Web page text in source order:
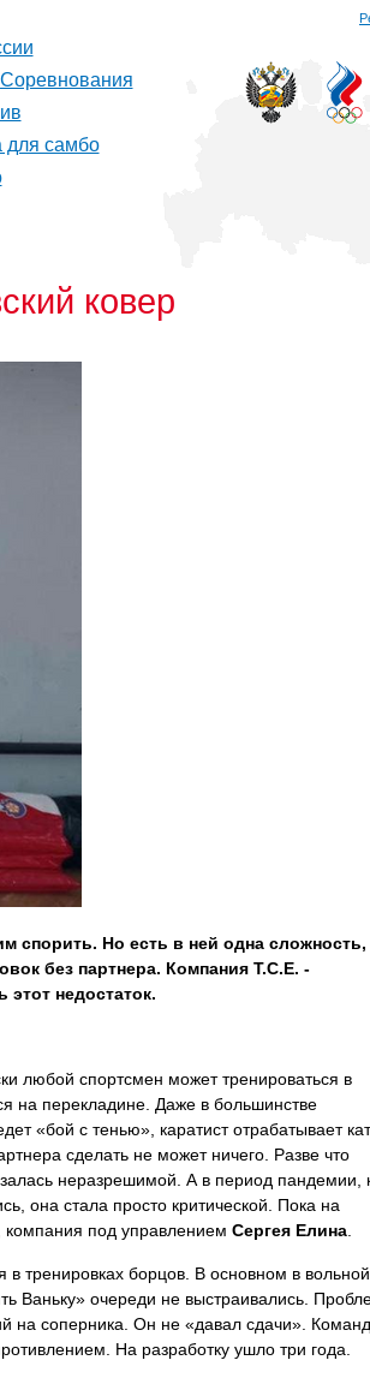
Соревнования
для самбо
ковер
спорить. Но есть в ней одна сложность,
без партнера. Компания Т.С.Е. -
недостаток.
любой спортсмен может тренироваться в
на перекладине. Даже в большинстве
«бой с тенью», каратист отрабатывает
сделать не может ничего. Разве что
неразрешимой. А в период пандемии,
она стала просто критической. Пока на
, компания под управлением Сергея Елина
тренировках борцов. В основном в
Ваньку» очереди не выстраивались.
на соперника. Он не «давал сдачи».
На разработку ушло три года.